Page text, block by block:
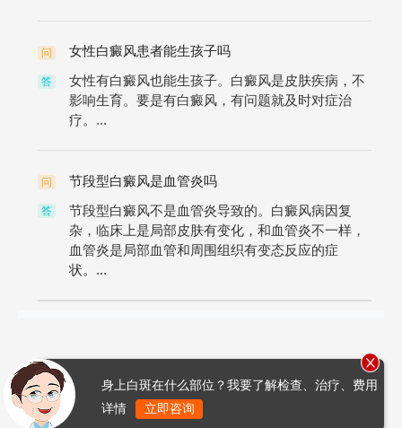
问 女性白癜风患者能生孩子吗
答
女性有白癜风也能生孩子。白癜风是皮肤疾病，不
影响生育。要是有白癜风，有问题就及时对症治
疗。...
问 节段型白癜风是血管炎吗
答
节段型白癜风不是血管炎导致的。白癜风病因复
杂，临床上是局部皮肤有变化，和血管炎不一样，
血管炎是局部血管和周围组织有变态反应的症
状。...
身上白斑在什么部位？我要了解检查、治疗、费用
详情
立即咨询